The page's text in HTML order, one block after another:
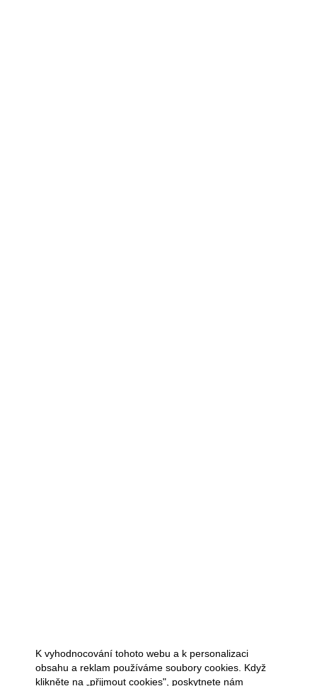
K vyhodnocování tohoto webu a k personalizaci
obsahu a reklam používáme soubory cookies. Když
klikněte na „přijmout cookies", poskytnete nám